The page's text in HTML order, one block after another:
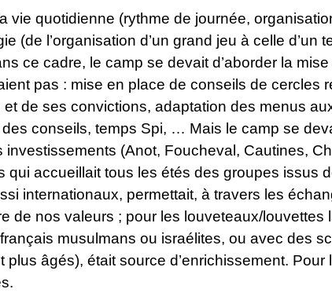
vie quotidienne (rythme de journée,
(de l’organisation d’un grand jeu à celle d’un
ce cadre, le camp se devait d’aborder la
pas : mise en place de conseils de cercles
de ses convictions, adaptation des menus
conseils, temps Spi, … Mais le camp se
(Anot, Foucheval, Cautines,
accueillait tous les étés des groupes issus
internationaux, permettait, à travers les
de nos valeurs ; pour les louveteaux/louvettes
musulmans ou israélites, ou avec des
âgés), était source d’enrichissement.